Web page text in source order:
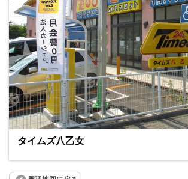
タイムズ八乙女